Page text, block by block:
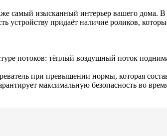
самый изысканный интерьер вашего дома. В
устройству придаёт наличие роликов,
потоков: тёплый воздушный поток
при превышении нормы, которая
максимальную безопасность во